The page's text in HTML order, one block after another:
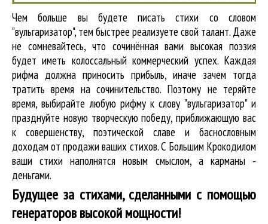
Чем больше вы будете писать стихи со словом
"вульгаризатор", тем быстрее реализуете свой талант. Даже
не сомневайтесь, что сочинённая вами высокая поэзия
будет иметь колоссальный коммерческий успех. Каждая
рифма должна приносить прибыль, иначе зачем тогда
тратить время на сочинительство. Поэтому не теряйте
время, выбирайте любую рифму к слову "вульгаризатор" и
празднуйте новую творческую победу, приближающую вас
к совершенству, поэтической славе и баснословным
доходам от продажи ваших стихов. С Большим Крокодилом
ваши стихи наполнятся новым смыслом, а карманы -
деньгами.
Будущее за стихами, сделанными с помощью
генераторов высокой мощности!